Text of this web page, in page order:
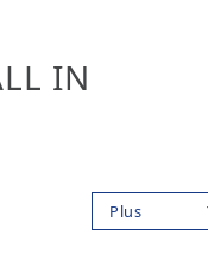
IN
Plus